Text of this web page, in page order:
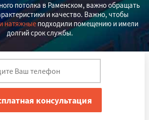
потолка в Раменском, важно обращать
и качество. Важно, чтобы
натяжныеподходили помещению и имели
долгий срок службы.